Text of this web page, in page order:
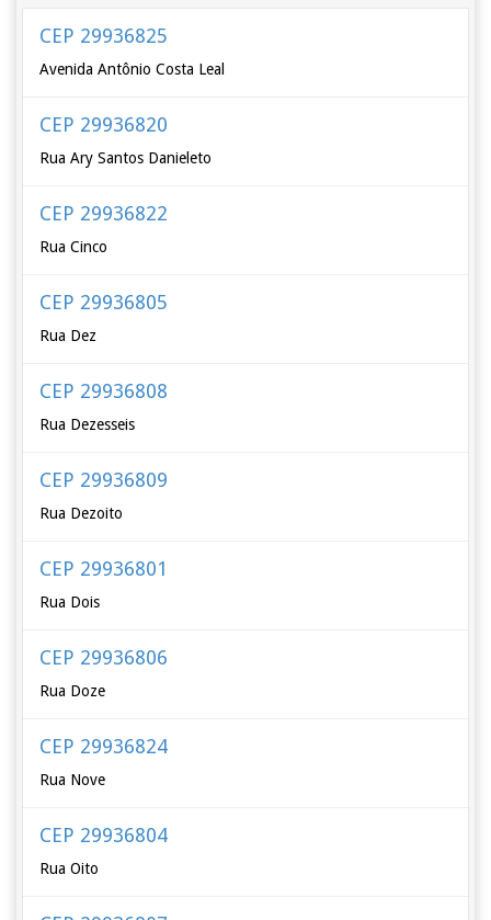
CEP 29936825
Avenida Antônio Costa Leal
CEP 29936820
Rua Ary Santos Danieleto
CEP 29936822
Rua Cinco
CEP 29936805
Rua Dez
CEP 29936808
Rua Dezesseis
CEP 29936809
Rua Dezoito
CEP 29936801
Rua Dois
CEP 29936806
Rua Doze
CEP 29936824
Rua Nove
CEP 29936804
Rua Oito